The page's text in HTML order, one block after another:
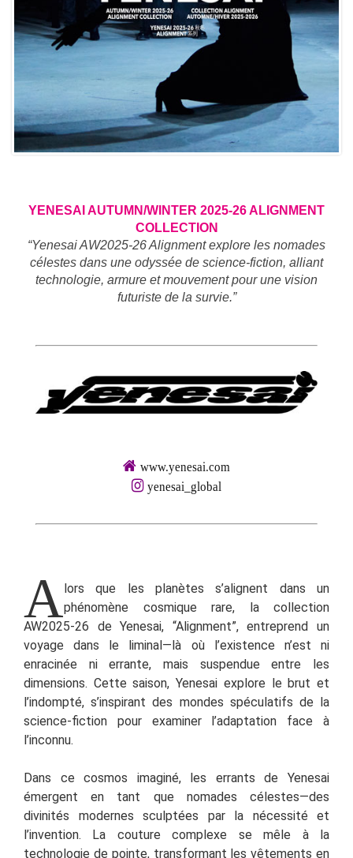
YENESAI AUTUMN/WINTER 2025-26 ALIGNMENT
COLLECTION
“Yenesai AW2025-26 Alignment explore les nomades
célestes dans une odyssée de science-fiction, alliant
technologie, armure et mouvement pour une vision
futuriste de la survie.”
www.yenesai.com
yenesai_global
Alors que les planètes s’alignent dans un
phénomène cosmique rare, la collection
AW2025-26 de Yenesai, “Alignment”, entreprend un
voyage dans le liminal—là où l’existence n’est ni
enracinée ni errante, mais suspendue entre les
dimensions. Cette saison, Yenesai explore le brut et
l’indompté, s’inspirant des mondes spéculatifs de la
science-fiction pour examiner l’adaptation face à
l’inconnu.
Dans ce cosmos imaginé, les errants de Yenesai
émergent en tant que nomades célestes—des
divinités modernes sculptées par la nécessité et
l’invention. La couture complexe se mêle à la
technologie de pointe, transformant les vêtements en